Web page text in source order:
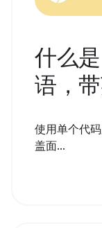
什么
语，带
使用单个代
盖面...